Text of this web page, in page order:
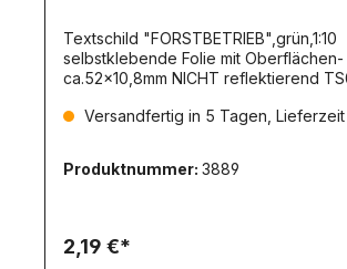
Textschild "FORSTBETRIEB",grün,1:10
selbstklebende Folie mit Oberflächen-
ca.52x10,8mm NICHT reflektierend
Versandfertig in 5 Tagen, Lieferzeit
Produktnummer: 3889
2,19 €*